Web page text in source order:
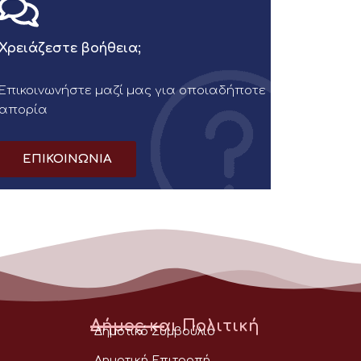
Χρειάζεστε βοήθεια;
Επικοινωνήστε μαζί μας για οποιαδήποτε
απορία
ΕΠΙΚΟΙΝΩΝΙΑ
Δήμος και Πολιτική
Δημοτικό Συμβούλιο